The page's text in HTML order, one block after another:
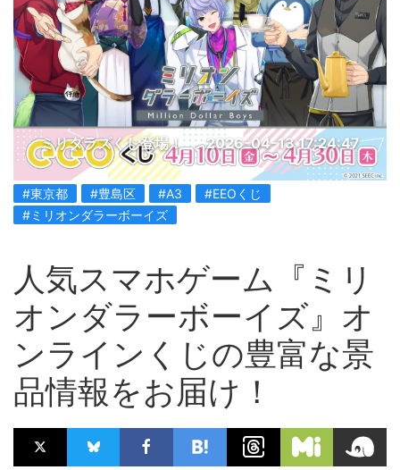
ミリダラズくじ登場！ 2026-04-13 17:24:47
#東京都 #豊島区 #A3
#EEOくじ
#ミリオンダラーボーイズ
人気スマホゲーム『ミリ
オンダラーボーイズ』オ
ンラインくじの豊富な景
品情報をお届け！